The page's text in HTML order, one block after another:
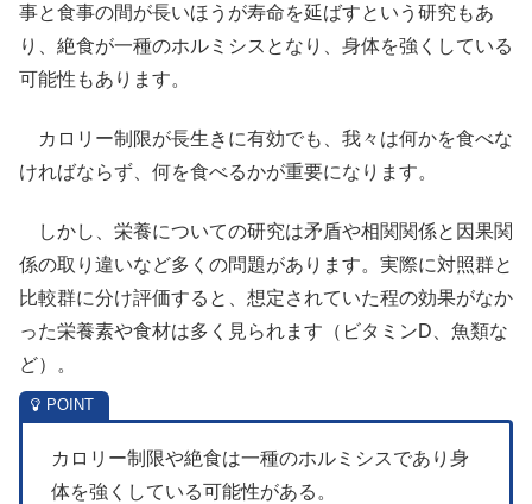
事と食事の間が長いほうが寿命を延ばすという研究もあ
り、絶食が一種のホルミシスとなり、身体を強くしている
可能性もあります。
カロリー制限が長生きに有効でも、我々は何かを食べな
ければならず、何を食べるかが重要になります。
しかし、栄養についての研究は矛盾や相関関係と因果関
係の取り違いなど多くの問題があります。実際に対照群と
比較群に分け評価すると、想定されていた程の効果がなか
った栄養素や食材は多く見られます（ビタミンD、魚類な
ど）。
カロリー制限や絶食は一種のホルミシスであり身
体を強くしている可能性がある。